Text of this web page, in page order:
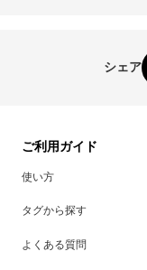
シェア
ご利用ガイド
使い方
タグから探す
よくある質問